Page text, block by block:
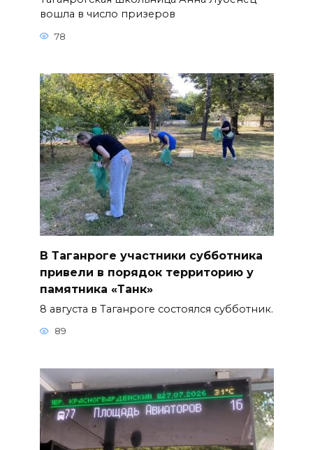
вошла в число призеров
78
В Таганроге участники субботника
привели в порядок территорию у
памятника «Танк»
8 августа в Таганроге состоялся субботник.
89